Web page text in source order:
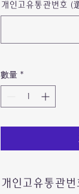
개인고유통관번호 (
數量 *
개인고유통관